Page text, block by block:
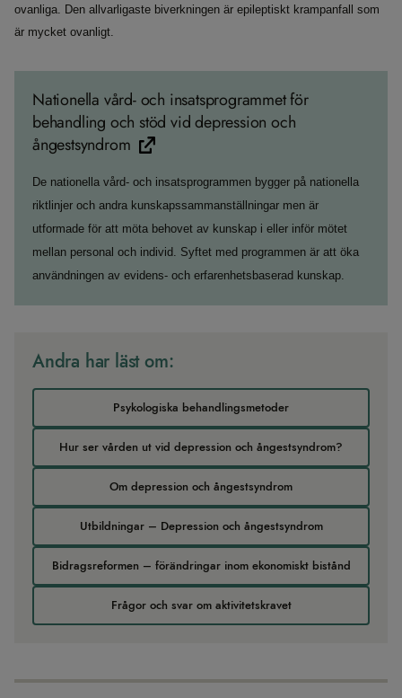
ovanliga. Den allvarligaste biverkningen är epileptiskt krampanfall som
är mycket ovanligt.
Nationella vård- och insatsprogrammet för
behandling och stöd vid depression och
ångestsyndrom
De nationella vård- och insatsprogrammen bygger på nationella
riktlinjer och andra kunskapssammanställningar men är
utformade för att möta behovet av kunskap i eller inför mötet
mellan personal och individ. Syftet med programmen är att öka
användningen av evidens- och erfarenhetsbaserad kunskap.
Andra har läst om:
Psykologiska behandlingsmetoder
Hur ser vården ut vid depression och ångestsyndrom?
Om depression och ångestsyndrom
Utbildningar – Depression och ångestsyndrom
Bidragsreformen – förändringar inom ekonomiskt bistånd
Frågor och svar om aktivitetskravet